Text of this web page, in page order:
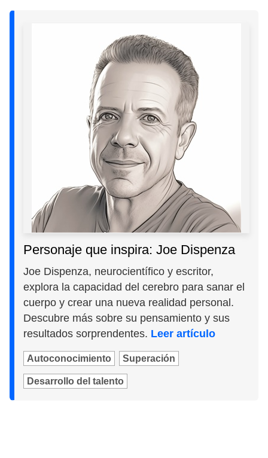
Personaje que inspira: Joe Dispenza
Joe Dispenza, neurocientífico y escritor,
explora la capacidad del cerebro para sanar el
cuerpo y crear una nueva realidad personal.
Descubre más sobre su pensamiento y sus
resultados sorprendentes. Leer artículo
Autoconocimiento Superación
Desarrollo del talento